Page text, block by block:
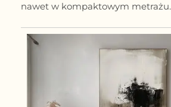
nawet w kompaktowym metrażu.